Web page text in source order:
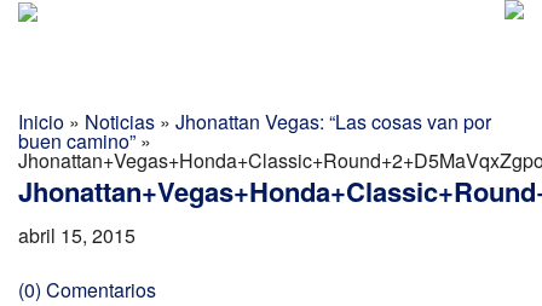
Noticias
Categorias
Inicio » Noticias » Jhonattan Vegas: “Las cosas van por
buen camino” »
abril 15, 2015
(0) Comentarios